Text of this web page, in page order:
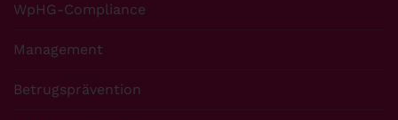
WpHG-Compliance
Management
Betrugsprävention